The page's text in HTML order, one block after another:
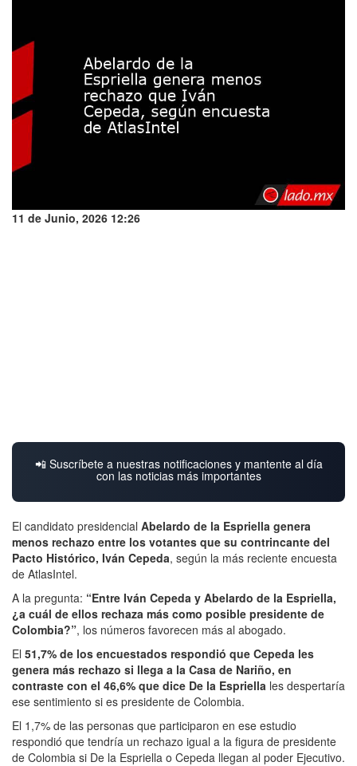
11 de Junio, 2026 12:26
📲 Suscríbete a nuestras notificaciones y mantente al día
con las noticias más importantes
El candidato presidencial Abelardo de la Espriella genera
menos rechazo entre los votantes que su contrincante del
Pacto Histórico, Iván Cepeda, según la más reciente encuesta
de AtlasIntel.
A la pregunta: “Entre Iván Cepeda y Abelardo de la Espriella,
¿a cuál de ellos rechaza más como posible presidente de
Colombia?”, los números favorecen más al abogado.
El 51,7% de los encuestados respondió que Cepeda les
genera más rechazo si llega a la Casa de Nariño, en
contraste con el 46,6% que dice De la Espriella les despertaría
ese sentimiento si es presidente de Colombia.
El 1,7% de las personas que participaron en ese estudio
respondió que tendría un rechazo igual a la figura de presidente
de Colombia si De la Espriella o Cepeda llegan al poder Ejecutivo.